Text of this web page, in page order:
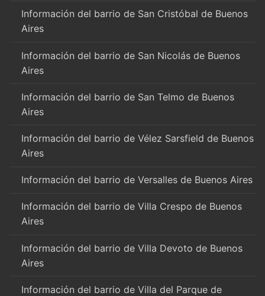
Información del barrio de San Cristóbal de Buenos
Aires
Información del barrio de San Nicolás de Buenos
Aires
Información del barrio de San Telmo de Buenos
Aires
Información del barrio de Vélez Sarsfield de Buenos
Aires
Información del barrio de Versalles de Buenos Aires
Información del barrio de Villa Crespo de Buenos
Aires
Información del barrio de Villa Devoto de Buenos
Aires
Información del barrio de Villa del Parque de